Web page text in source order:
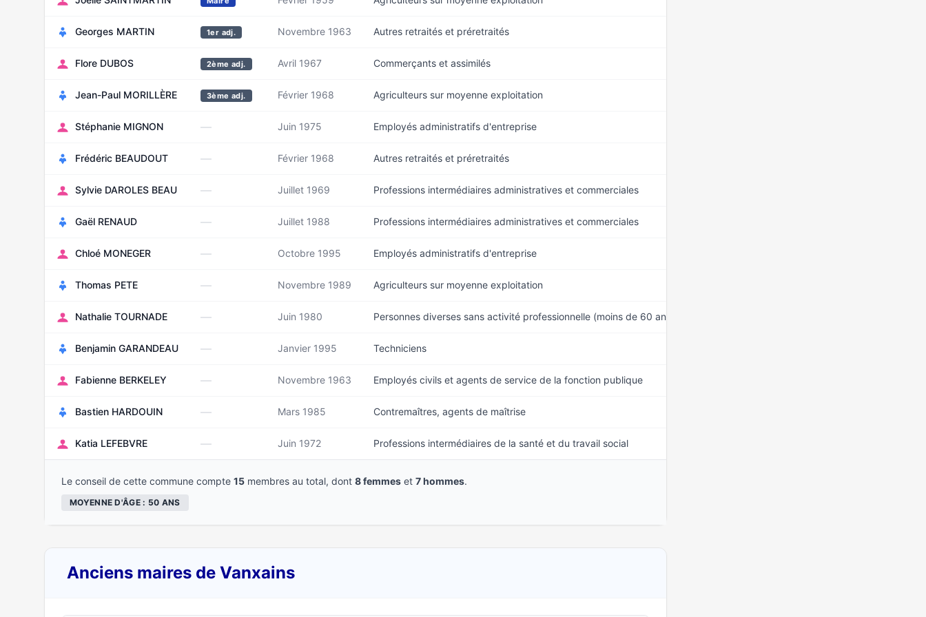
Georges MARTIN 1er adj. Novembre 1963 Autres retraités et préretraités
Flore DUBOS 2ème adj. Avril 1967 Commerçants et assimilés
Jean-Paul MORILLÈRE 3ème adj. Février 1968 Agriculteurs sur moyenne exploitation
Stéphanie MIGNON — Juin 1975 Employés administratifs d'entreprise
Frédéric BEAUDOUT — Février 1968 Autres retraités et préretraités
Sylvie DAROLES BEAU — Juillet 1969 Professions intermédiaires administratives et commerciales
Gaël RENAUD — Juillet 1988 Professions intermédiaires administratives et commerciales
Chloé MONEGER — Octobre 1995 Employés administratifs d'entreprise
Thomas PETE — Novembre 1989 Agriculteurs sur moyenne exploitation
Nathalie TOURNADE — Juin 1980 Personnes diverses sans activité professionnelle (moins de 60 ans)
Benjamin GARANDEAU — Janvier 1995 Techniciens
Fabienne BERKELEY — Novembre 1963 Employés civils et agents de service de la fonction publique
Bastien HARDOUIN — Mars 1985 Contremaîtres, agents de maîtrise
Katia LEFEBVRE — Juin 1972 Professions intermédiaires de la santé et du travail social
Le conseil de cette commune compte 15 membres au total, dont 8 femmes et 7 hommes.
MOYENNE D'ÂGE : 50 ANS
Anciens maires de Vanxains